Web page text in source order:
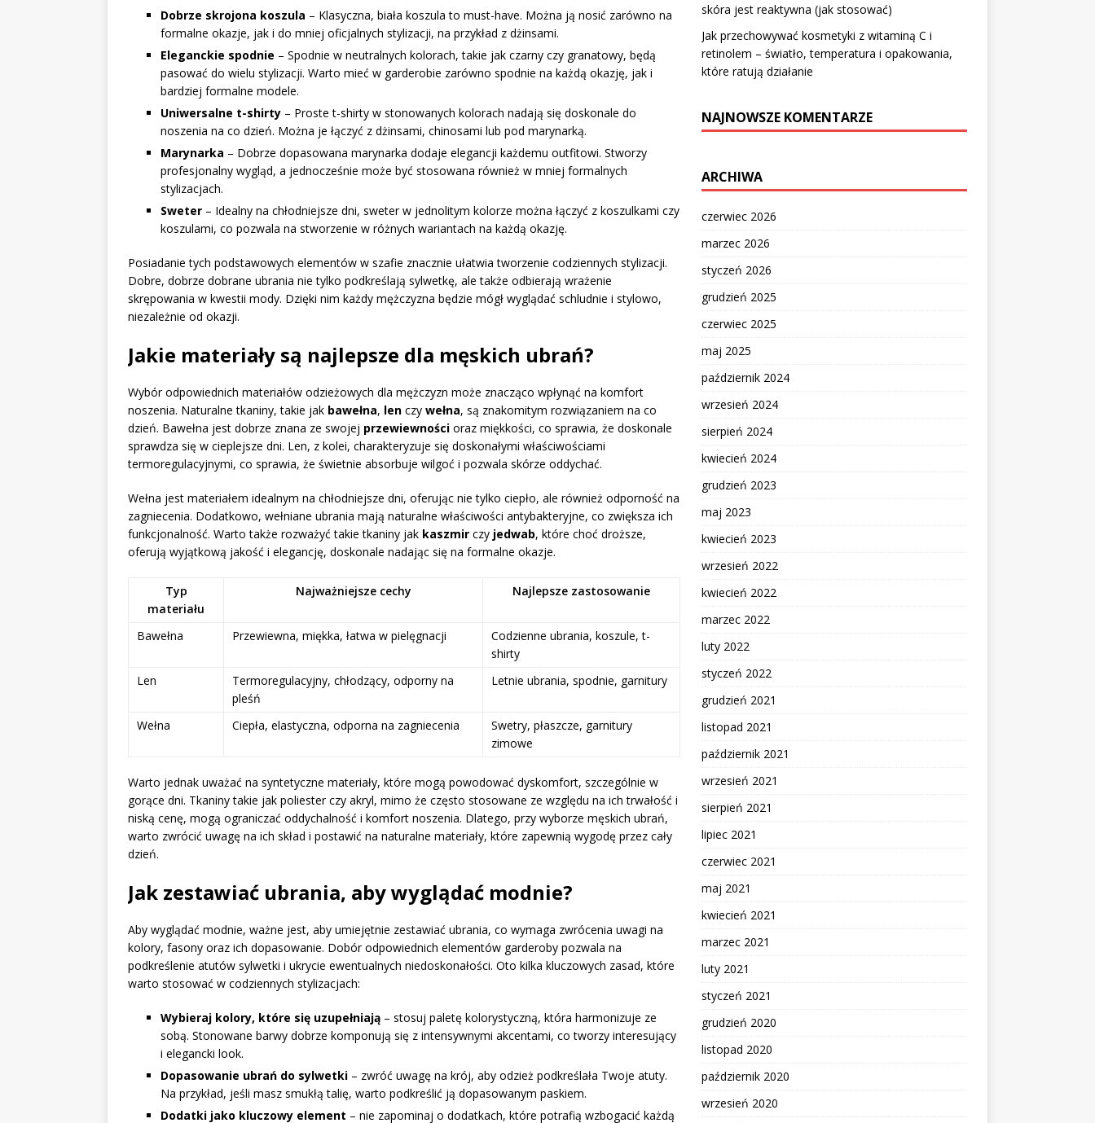
Dobrze skrojona koszula – Klasyczna, biała koszula to must-have. Można ją nosić zarówno na
formalne okazje, jak i do mniej oficjalnych stylizacji, na przykład z dżinsami.
Eleganckie spodnie – Spodnie w neutralnych kolorach, takie jak czarny czy granatowy, będą
pasować do wielu stylizacji. Warto mieć w garderobie zarówno spodnie na każdą okazję, jak i
bardziej formalne modele.
Uniwersalne t-shirty – Proste t-shirty w stonowanych kolorach nadają się doskonale do
noszenia na co dzień. Można je łączyć z dżinsami, chinosami lub pod marynarką.
Marynarka – Dobrze dopasowana marynarka dodaje elegancji każdemu outfitowi. Stworzy
profesjonalny wygląd, a jednocześnie może być stosowana również w mniej formalnych
stylizacjach.
Sweter – Idealny na chłodniejsze dni, sweter w jednolitym kolorze można łączyć z koszulkami czy
koszulami, co pozwala na stworzenie w różnych wariantach na każdą okazję.
Posiadanie tych podstawowych elementów w szafie znacznie ułatwia tworzenie codziennych stylizacji.
Dobre, dobrze dobrane ubrania nie tylko podkreślają sylwetkę, ale także odbierają wrażenie
skrępowania w kwestii mody. Dzięki nim każdy mężczyzna będzie mógł wyglądać schludnie i stylowo,
niezależnie od okazji.
Jakie materiały są najlepsze dla męskich ubrań?
Wybór odpowiednich materiałów odzieżowych dla mężczyzn może znacząco wpłynąć na komfort
noszenia. Naturalne tkaniny, takie jak bawełna, len czy wełna, są znakomitym rozwiązaniem na co
dzień. Bawełna jest dobrze znana ze swojej przewiewności oraz miękkości, co sprawia, że doskonale
sprawdza się w cieplejsze dni. Len, z kolei, charakteryzuje się doskonałymi właściwościami
termoregulacyjnymi, co sprawia, że świetnie absorbuje wilgoć i pozwala skórze oddychać.
Wełna jest materiałem idealnym na chłodniejsze dni, oferując nie tylko ciepło, ale również odporność na
zagniecenia. Dodatkowo, wełniane ubrania mają naturalne właściwości antybakteryjne, co zwiększa ich
funkcjonalność. Warto także rozważyć takie tkaniny jak kaszmir czy jedwab, które choć droższe,
oferują wyjątkową jakość i elegancję, doskonale nadając się na formalne okazje.
Typ
materiału
Najważniejsze cechy Najlepsze zastosowanie
Bawełna Przewiewna, miękka, łatwa w pielęgnacji
Codzienne ubrania, koszule, t-
shirty
Len
Termoregulacyjny, chłodzący, odporny na
pleśń
Letnie ubrania, spodnie, garnitury
Wełna Ciepła, elastyczna, odporna na zagniecenia
Swetry, płaszcze, garnitury
zimowe
Warto jednak uważać na syntetyczne materiały, które mogą powodować dyskomfort, szczególnie w
gorące dni. Tkaniny takie jak poliester czy akryl, mimo że często stosowane ze względu na ich trwałość i
niską cenę, mogą ograniczać oddychalność i komfort noszenia. Dlatego, przy wyborze męskich ubrań,
warto zwrócić uwagę na ich skład i postawić na naturalne materiały, które zapewnią wygodę przez cały
dzień.
Jak zestawiać ubrania, aby wyglądać modnie?
Aby wyglądać modnie, ważne jest, aby umiejętnie zestawiać ubrania, co wymaga zwrócenia uwagi na
kolory, fasony oraz ich dopasowanie. Dobór odpowiednich elementów garderoby pozwala na
podkreślenie atutów sylwetki i ukrycie ewentualnych niedoskonałości. Oto kilka kluczowych zasad, które
warto stosować w codziennych stylizacjach:
Wybieraj kolory, które się uzupełniają – stosuj paletę kolorystyczną, która harmonizuje ze
sobą. Stonowane barwy dobrze komponują się z intensywnymi akcentami, co tworzy interesujący
i elegancki look.
Dopasowanie ubrań do sylwetki – zwróć uwagę na krój, aby odzież podkreślała Twoje atuty.
Na przykład, jeśli masz smukłą talię, warto podkreślić ją dopasowanym paskiem.
Dodatki jako kluczowy element – nie zapominaj o dodatkach, które potrafią wzbogacić każdą
skóra jest reaktywna (jak stosować)
Jak przechowywać kosmetyki z witaminą C i
retinolem – światło, temperatura i opakowania,
które ratują działanie
NAJNOWSZE KOMENTARZE
ARCHIWA
czerwiec 2026
marzec 2026
styczeń 2026
grudzień 2025
czerwiec 2025
maj 2025
październik 2024
wrzesień 2024
sierpień 2024
kwiecień 2024
grudzień 2023
maj 2023
kwiecień 2023
wrzesień 2022
kwiecień 2022
marzec 2022
luty 2022
styczeń 2022
grudzień 2021
listopad 2021
październik 2021
wrzesień 2021
sierpień 2021
lipiec 2021
czerwiec 2021
maj 2021
kwiecień 2021
marzec 2021
luty 2021
styczeń 2021
grudzień 2020
listopad 2020
październik 2020
wrzesień 2020